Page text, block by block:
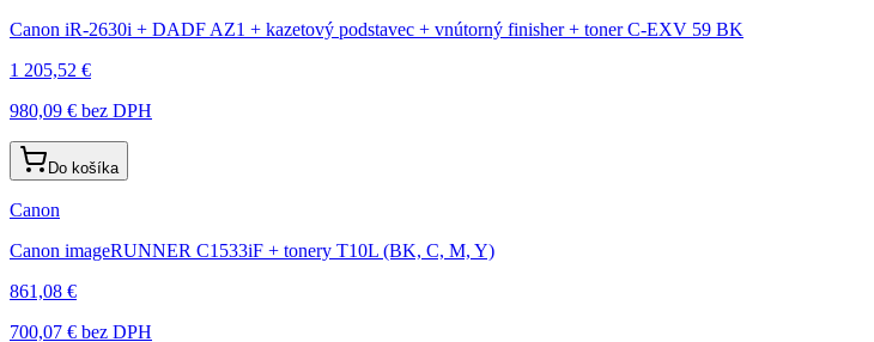
Canon iR-2630i + DADF AZ1 + kazetový podstavec + vnútorný finisher + toner C-EXV 59 BK
1 205,52 €
980,09 € bez DPH
Do košíka
Canon
Canon imageRUNNER C1533iF + tonery T10L (BK, C, M, Y)
861,08 €
700,07 € bez DPH